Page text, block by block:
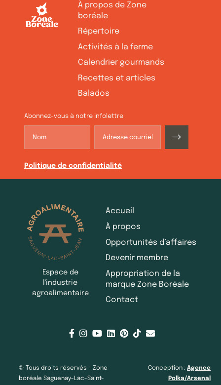
À propos de Zone
boréale
Répertoire
Activités à la ferme
Calendrier gourmands
Recettes et articles
Balados
Abonnez-vous à notre infolettre
Politique de confidentialité
Espace de
l'industrie
agroalimentaire
Accueil
À propos
Opportunités d’affaires
Devenir membre
Appropriation de la
marque Zone Boréale
Contact
© Tous droits réservés - Zone
boréale Saguenay-Lac-Saint-
Conception :Agence
Polka/Arsenal